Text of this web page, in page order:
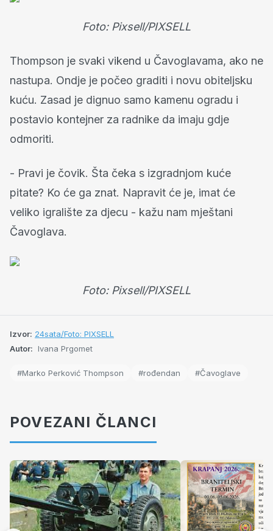
Foto: Pixsell/PIXSELL
Thompson je svaki vikend u Čavoglavama, ako ne
nastupa. Ondje je počeo graditi i novu obiteljsku
kuću. Zasad je dignuo samo kamenu ogradu i
postavio kontejner za radnike da imaju gdje
odmoriti.
- Pravi je čovik. Šta čeka s izgradnjom kuće
pitate? Ko će ga znat. Napravit će je, imat će
veliko igralište za djecu - kažu nam mještani
Čavoglava.
Foto: Pixsell/PIXSELL
Izvor: 24sata/Foto: PIXSELL
Autor: Ivana Prgomet
#Marko Perković Thompson #rođendan #Čavoglave
POVEZANI ČLANCI